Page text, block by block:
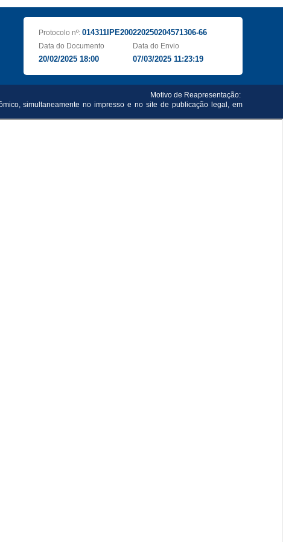
Protocolo nº: 014311IPE200220250204571306-66
Data do Documento
20/02/2025 18:00
Data do Envio
07/03/2025 11:23:19
Motivo de Reapresentação:
simultaneamente no impresso e no site de publicação legal, em